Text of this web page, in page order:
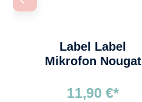
Label Label
Mikrofon Nougat
11,90 €*